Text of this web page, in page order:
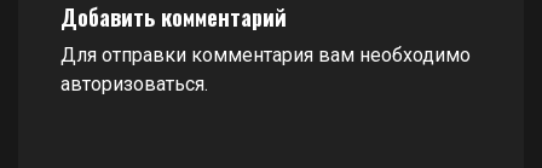
Добавить комментарий
Для отправки комментария вам необходимо
авторизоваться.